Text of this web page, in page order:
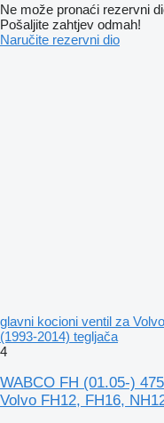
Ne može pronaći rezervni
Pošaljite zahtjev odmah!
Naručite rezervni dio
glavni kocioni ventil za
(1993-2014) tegljača
4
WABCO FH (01.05-)
Volvo FH12, FH16,